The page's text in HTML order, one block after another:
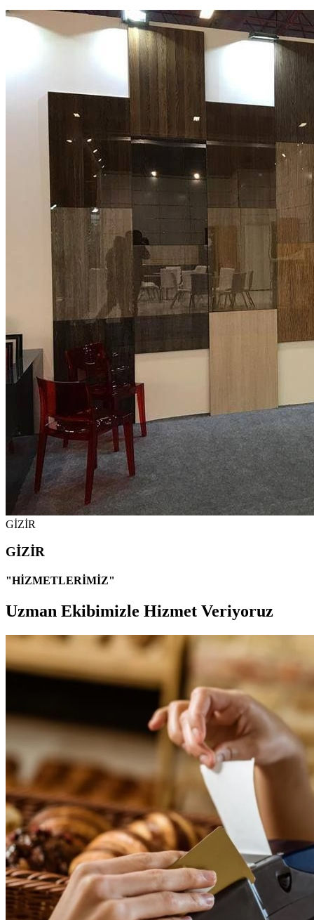
GİZİR
GİZİR
"HİZMETLERİMİZ"
Uzman Ekibimizle Hizmet Veriyoruz